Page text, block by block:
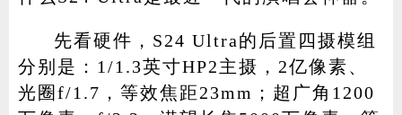
先看硬件，S24 Ultra的后置四摄模组
分别是：1/1.3英寸HP2主摄，2亿像素、
光圈f/1.7，等效焦距23mm；超广角1200